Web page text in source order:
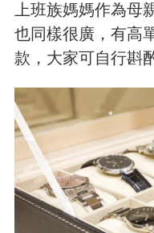
上班族媽媽作為母
也同樣很廣，有高
款，大家可自行斟酌